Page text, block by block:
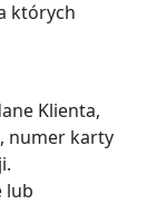
których
Klienta,
numer karty
lub